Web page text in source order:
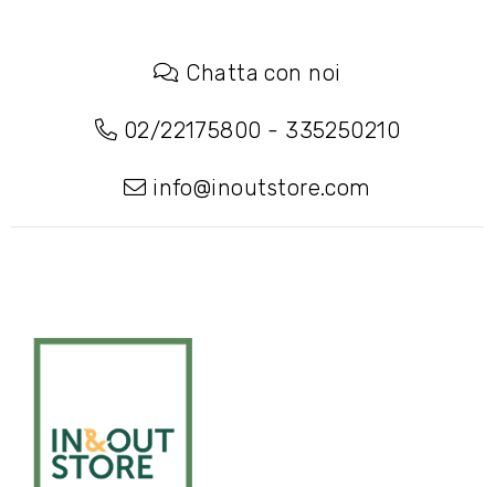
Chatta con noi
02/22175800 - 335250210
info@inoutstore.com